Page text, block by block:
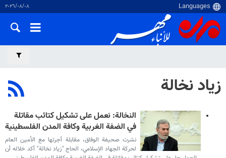
٠٨‏/٠٨‏/٢٠٢٦
زياد نخالة
النخالة: نعمل على تشكيل كتائب مقاتلة
في الضفة الغربية وكافة المدن الفلسطينية
نشرت صحيفة الوفاق، مقابلة أجرتها مع الأمين العام
لحركة الجهاد الإسلامي، الحاج "زياد نخالة" أكد خلاله أن